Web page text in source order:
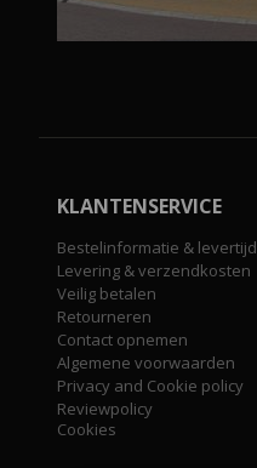
KLANTENSERVICE
Bestelinformatie & levertijd
Levering & verzendkosten
Veilig betalen
Retourneren
Contact opnemen
Algemene voorwaarden
Privacy and Cookie policy
Reviewpolicy
Cookies